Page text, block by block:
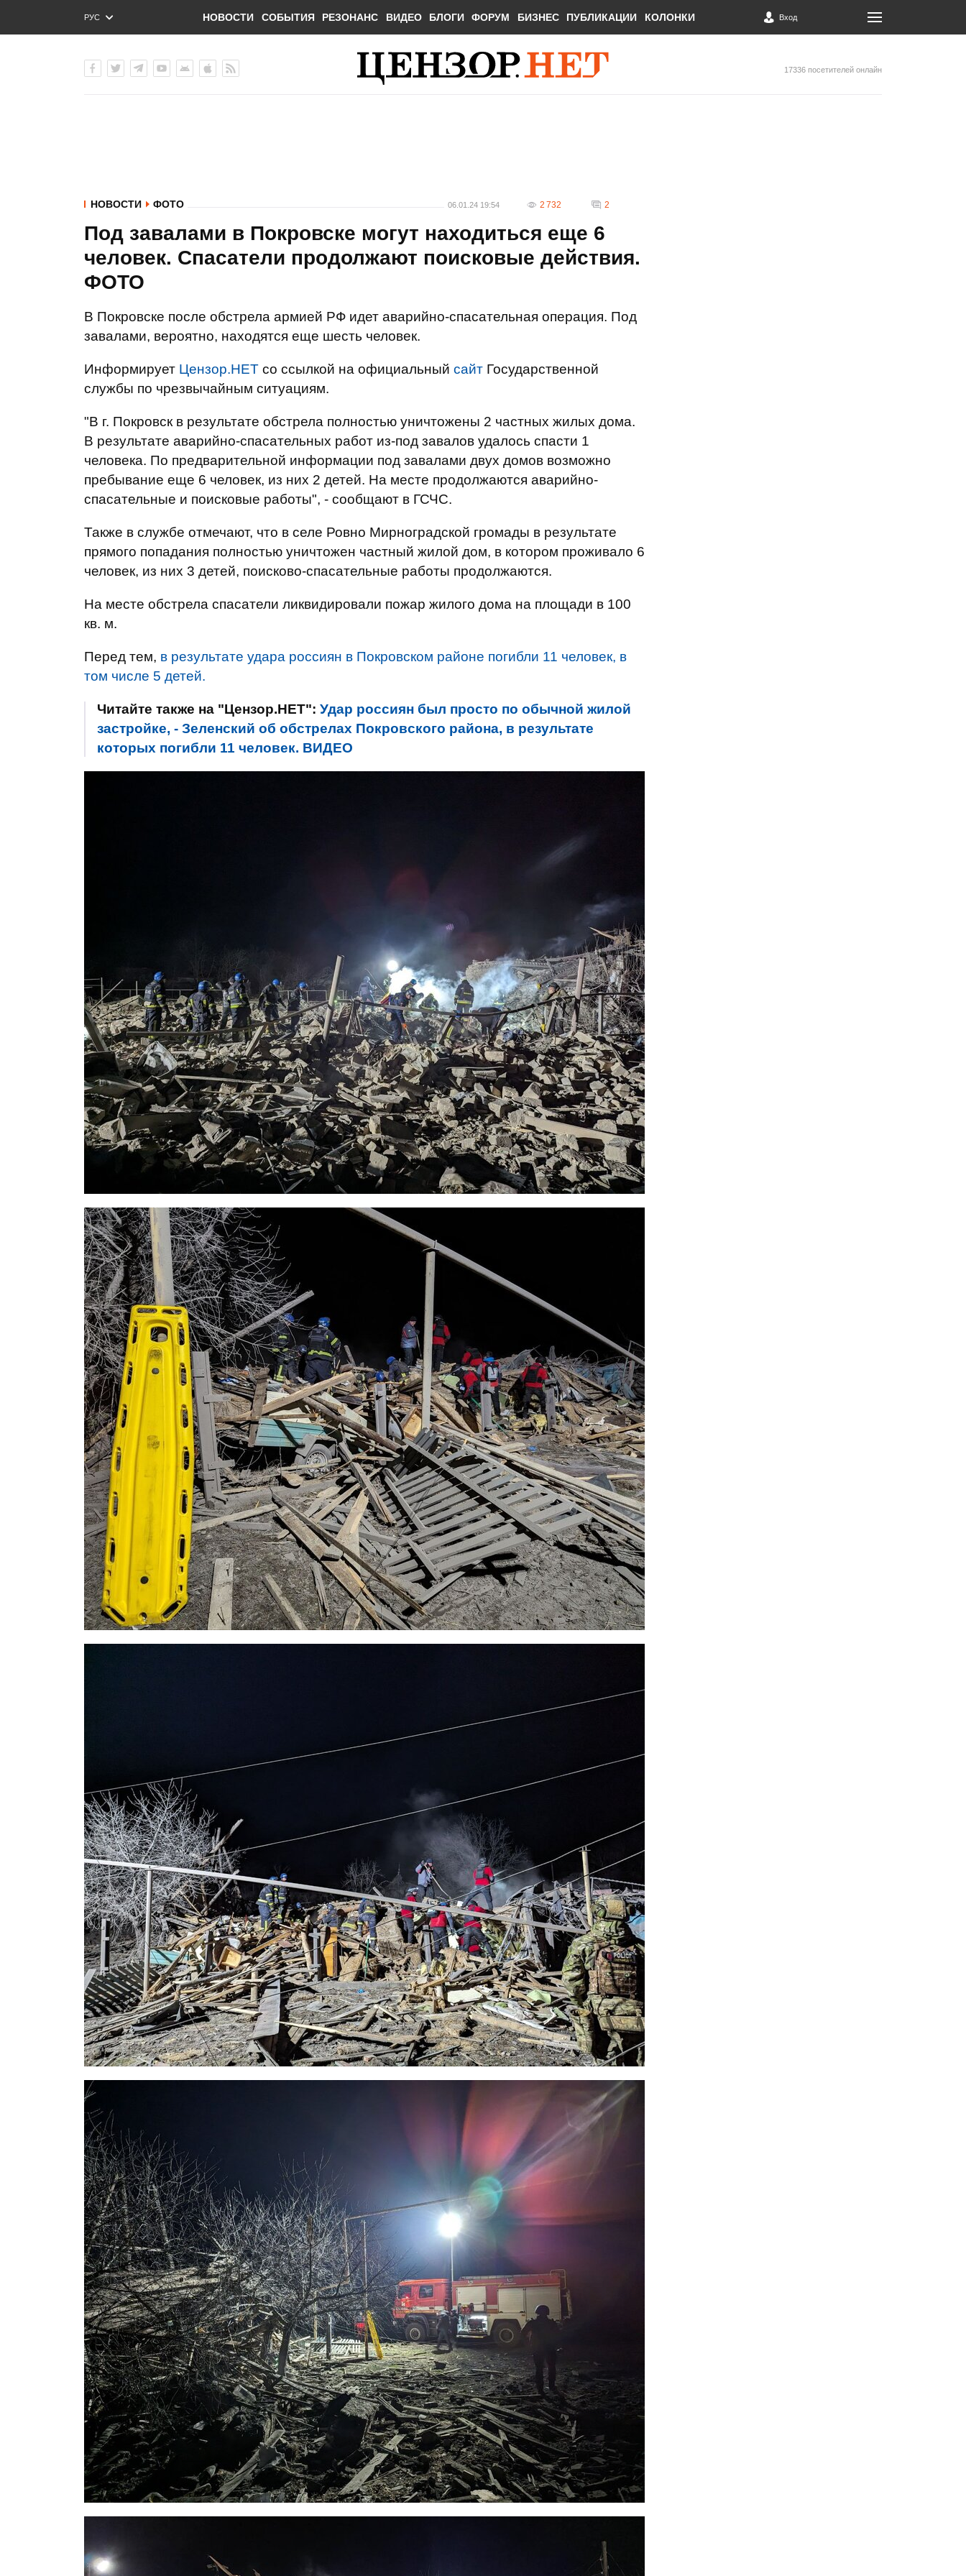
РУС
ENG
НОВОСТИ СОБЫТИЯ РЕЗОНАНС ВИДЕО БЛОГИ ФОРУМ БИЗНЕС ПУБЛИКАЦИИ КОЛОНКИ Вход
17336 посетителей онлайн
НОВОСТИ ФОТО 06.01.24 19:54 2 732 2
Под завалами в Покровске могут находиться еще 6
человек. Спасатели продолжают поисковые действия.
ФОТО
В Покровске после обстрела армией РФ идет аварийно-спасательная операция. Под
завалами, вероятно, находятся еще шесть человек.
Информирует Цензор.НЕТ со ссылкой на официальный сайт Государственной
службы по чрезвычайным ситуациям.
"В г. Покровск в результате обстрела полностью уничтожены 2 частных жилых дома.
В результате аварийно-спасательных работ из-под завалов удалось спасти 1
человека. По предварительной информации под завалами двух домов возможно
пребывание еще 6 человек, из них 2 детей. На месте продолжаются аварийно-
спасательные и поисковые работы", - сообщают в ГСЧС.
Также в службе отмечают, что в селе Ровно Мирноградской громады в результате
прямого попадания полностью уничтожен частный жилой дом, в котором проживало 6
человек, из них 3 детей, поисково-спасательные работы продолжаются.
На месте обстрела спасатели ликвидировали пожар жилого дома на площади в 100
кв. м.
Перед тем, в результате удара россиян в Покровском районе погибли 11 человек, в
том числе 5 детей.
Читайте также на "Цензор.НЕТ": Удар россиян был просто по обычной жилой
застройке, - Зеленский об обстрелах Покровского района, в результате
которых погибли 11 человек. ВИДЕО